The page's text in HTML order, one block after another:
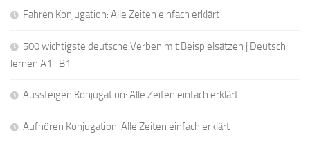
Fahren Konjugation: Alle Zeiten einfach erklärt
500 wichtigste deutsche Verben mit Beispielsätzen | Deutsch
lernen A1–B1
Aussteigen Konjugation: Alle Zeiten einfach erklärt
Aufhören Konjugation: Alle Zeiten einfach erklärt